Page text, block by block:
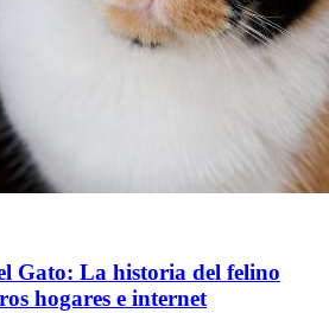
Gato: La historia del felino
hogares e internet